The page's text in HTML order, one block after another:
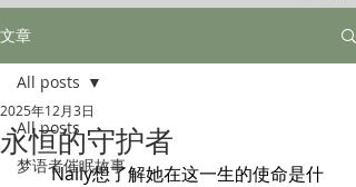
文章
All posts
梦语者催眠故事
All posts
永恒的守护者
2025年12月3日
Nally想了解她在这一生的使命是什